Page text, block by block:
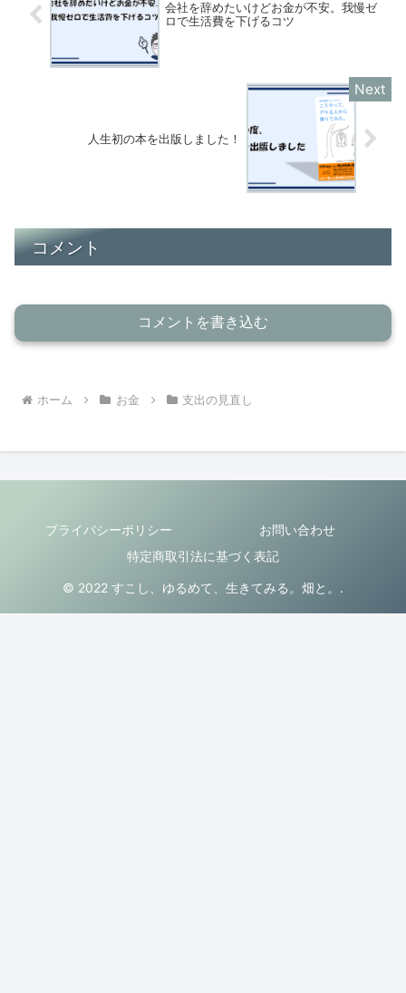
会社を辞めたいけどお金が不安。我慢ゼ
ロで生活費を下げるコツ
人生初の本を出版しました！
コメント
コメントを書き込む
ホーム お金 支出の見直し
プライバシーポリシー
お問い合わせ
特定商取引法に基づく表記
© 2022 すこし、ゆるめて、生きてみる。畑と。.